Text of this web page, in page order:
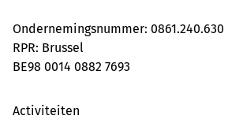
Ondernemingsnummer: 0861.240.630
RPR: Brussel
BE98 0014 0882 7693
Activiteiten